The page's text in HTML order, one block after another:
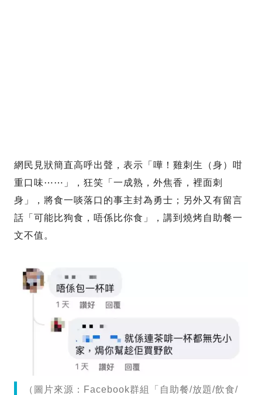
網民見狀簡直高呼出聲，表示「嘩！雞刺生（身）咁
重口味⋯⋯」，狂笑「一成熟，外焦香，裡面刺
身」，將食一啖落口的事主封為勇士；另外又有留言
話「可能比狗食，唔係比你食」，講到燒烤自助餐一
文不值。
（圖片來源：Facebook群組「自助餐/放題/飲食/